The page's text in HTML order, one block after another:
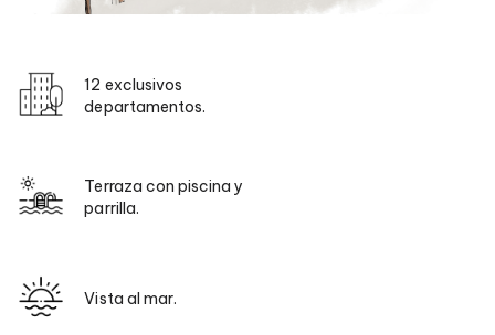
12 exclusivos
departamentos.
Terraza con piscina y
parrilla.
Vista al mar.